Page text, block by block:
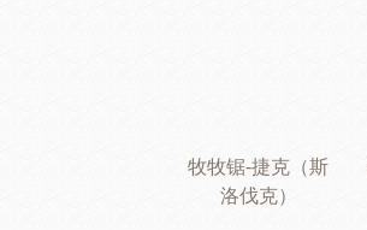
牧牧锯-捷克（斯
洛伐克）